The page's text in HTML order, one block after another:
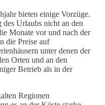
bieten einige Vorzüge.
Urlaubs nicht an den
Monate vor und nach der
die Preise auf
unter denen der
Orten und an den
Betrieb als in der
Regionen